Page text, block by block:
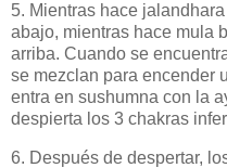
5. Mientras hace
abajo, mientras hace mula
arriba. Cuando se
se mezclan para encender
entra en sushumna con la
despierta los 3 chakras
6. Después de despertar,